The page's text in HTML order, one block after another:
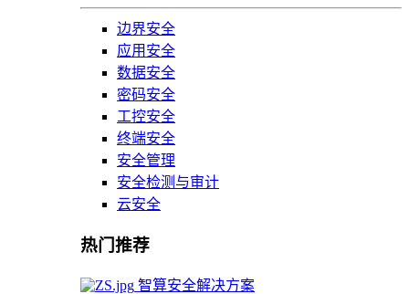
边界安全
应用安全
数据安全
密码安全
工控安全
终端安全
安全管理
安全检测与审计
云安全
热门推荐
智算安全解决方案